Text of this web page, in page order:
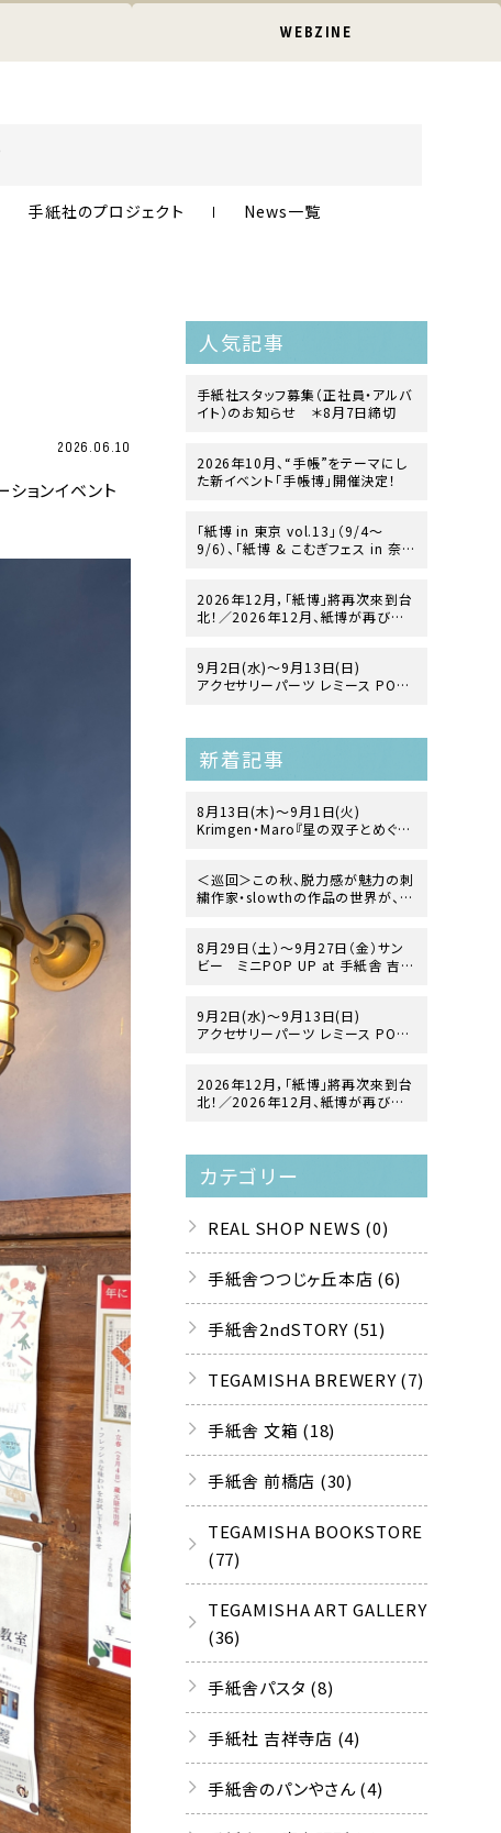
WEBZINE
手紙社のプロジェクト News一覧
2026.06.10
ョンイベント
人気記事
手紙社スタッフ募集（正社員・アルバ
イト）のお知らせ ＊8月7日締切
2026年10月、“手帳”をテーマにし
た新イベント「手帳博」開催決定！
「紙博 in 東京 vol.13」（9/4〜
9/6）、「紙博 & こむぎフェス in 奈
2026年12月，「紙博」將再次來到台
北！／2026年12月、紙博が再び台
9月2日(水)～9月13日(日)
アクセサリーパーツ レミース POP
at 手紙舎 2nd STORY
新着記事
8月13日(木)〜9月1日(火)
Krimgen・Maro『星の双子とめぐる
＜巡回＞この秋、脱力感が魅力の刺
繍作家・slowthの作品の世界が、文
8月29日（土）〜9月27日（金）サン
ビー ミニPOP UP at 手紙舎 吉祥
9月2日(水)～9月13日(日)
アクセサリーパーツ レミース POP
at 手紙舎 2nd STORY
2026年12月，「紙博」將再次來到台
北！／2026年12月、紙博が再び台
カテゴリー
REAL SHOP NEWS (0)
手紙舎つつじヶ丘本店 (6)
手紙舎2ndSTORY (51)
TEGAMISHA BREWERY (7)
手紙舎 文箱 (18)
手紙舎 前橋店 (30)
TEGAMISHA BOOKSTORE
(77)
TEGAMISHA ART GALLERY
(36)
手紙舎パスタ (8)
手紙社 吉祥寺店 (4)
手紙舎のパンやさん (4)